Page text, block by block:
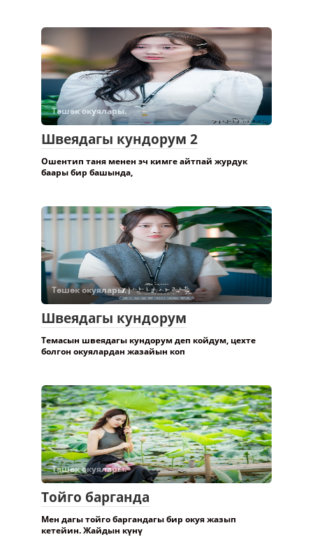
Төшөк окуялары.
Швеядагы кундорум 2
Ошентип таня менен эч кимге айтпай журдук
баары бир башында,
Төшөк окуялары.
Швеядагы кундорум
Темасын швеядагы кундорум деп койдум, цехте
болгон окуялардан жазайын коп
Төшөк окуялары.
Тойго барганда
Мен дагы тойго баргандагы бир окуя жазып
кетейин. Жайдын күнү